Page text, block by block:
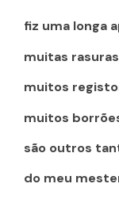
fiz uma longa
muitas
muitos
muitos
são outros
do meu